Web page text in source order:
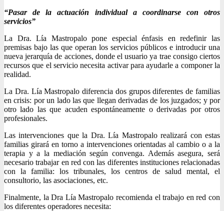
“Pasar de la actuación individual a coordinarse con otros
servicios”
La Dra. Lía Mastropalo pone especial énfasis en redefinir las
premisas bajo las que operan los servicios públicos e introducir una
nueva jerarquía de acciones, donde el usuario ya trae consigo ciertos
recursos que el servicio necesita activar para ayudarle a componer la
realidad.
La Dra. Lía Mastropalo diferencia dos grupos diferentes de familias
en crisis: por un lado las que llegan derivadas de los juzgados; y por
otro lado las que acuden espontáneamente o derivadas por otros
profesionales.
Las intervenciones que la Dra. Lía Mastropalo realizará con estas
familias girará en torno a intervenciones orientadas al cambio o a la
terapia y a la mediación según convenga. Además asegura, será
necesario trabajar en red con las diferentes instituciones relacionadas
con la familia: los tribunales, los centros de salud mental, el
consultorio, las asociaciones, etc.
Finalmente, la Dra Lía Mastropalo recomienda el trabajo en red con
los diferentes operadores necesita: